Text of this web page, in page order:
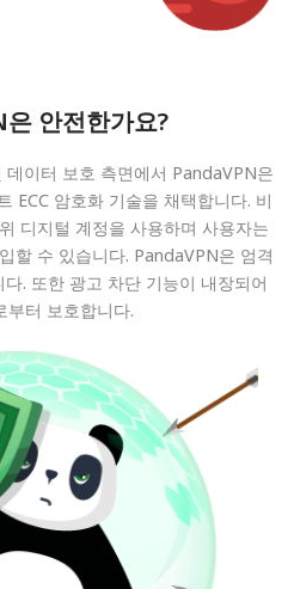
안전한가요?
이터 보호 측면에서 PandaVPN은
ECC 암호화 기술을 채택합니다. 비
디지털 계정을 사용하며 사용자는
할 수 있습니다. PandaVPN은 엄격
. 또한 광고 차단 기능이 내장되어
부터 보호합니다.